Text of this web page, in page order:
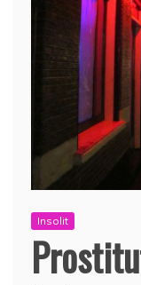
Insolit